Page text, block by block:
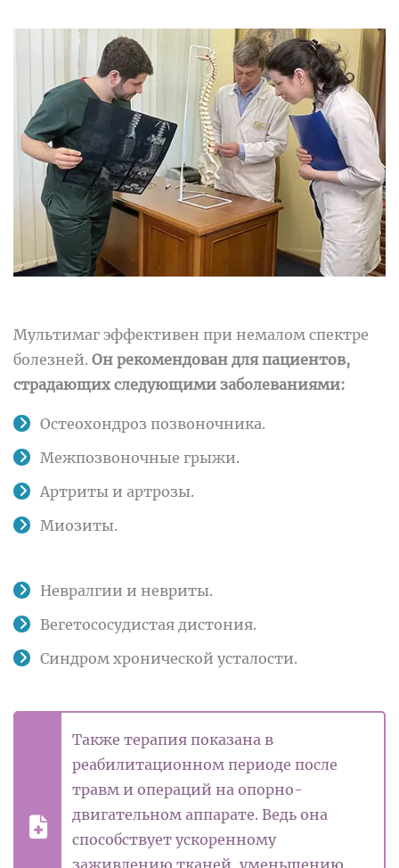
Мультимаг эффективен при немалом спектре
болезней. Он рекомендован для пациентов,
страдающих следующими заболеваниями:
Остеохондроз позвоночника.
Межпозвоночные грыжи.
Артриты и артрозы.
Миозиты.
Невралгии и невриты.
Вегетососудистая дистония.
Синдром хронической усталости.
Также терапия показана в
реабилитационном периоде после
травм и операций на опорно-
двигательном аппарате. Ведь она
способствует ускоренному